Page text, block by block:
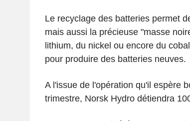
Le recyclage des batteries permet
mais aussi la précieuse "masse
lithium, du nickel ou encore du
pour produire des batteries neuves.
A l'issue de l'opération qu'il espère
trimestre, Norsk Hydro détiendra